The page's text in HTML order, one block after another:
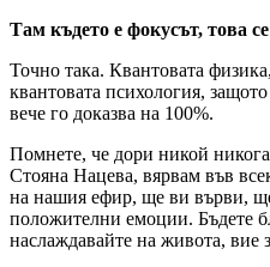
Там където е фокусът, това
Точно така. Квантовата
квантовата психология,
вече го доказва на 100%.
Помнете, че дори никой
Стояна Нацева, вярвам във
на нашия ефир, ще ви върви,
положителни емоции. Бъдете
наслаждавайте на живота, вие